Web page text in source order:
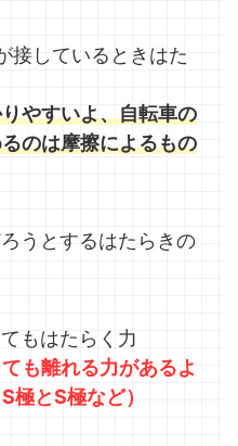
接しているときはた
やすいよ、自転車の
のは摩擦によるもの
うとするはたらきの
もはたらく力
も離れる力があるよ
極とS極など）